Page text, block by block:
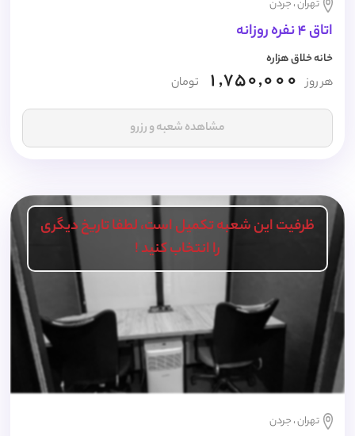
تهران ، جردن
اتاق 4 نفره روزانه
خانه خلاق هزاره
هر روز 1,750,000 تومان
مشاهده شعبه و رزرو
ظرفیت این شعبه تکمیل است، لطفا تاریخ دیگری
را انتخاب کنید !
تهران ، جردن